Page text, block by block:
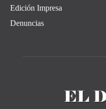
Edición Impresa
Denuncias